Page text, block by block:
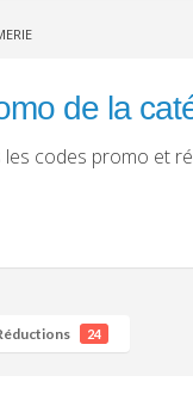
de la
codes promo et
24